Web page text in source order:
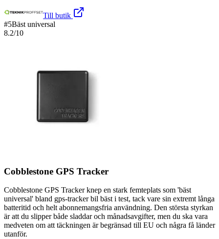
Till butik
#5Bäst universal
8.2/10
Cobblestone GPS Tracker
Cobblestone GPS Tracker knep en stark femteplats som 'bäst
universal' bland gps-tracker bil bäst i test, tack vare sin extremt långa
batteritid och helt abonnemangsfria användning. Den största styrkan
är att du slipper både sladdar och månadsavgifter, men du ska vara
medveten om att täckningen är begränsad till EU och några få länder
utanför.